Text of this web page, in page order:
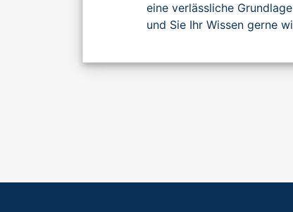
eine verlässliche
und Sie Ihr Wissen gerne